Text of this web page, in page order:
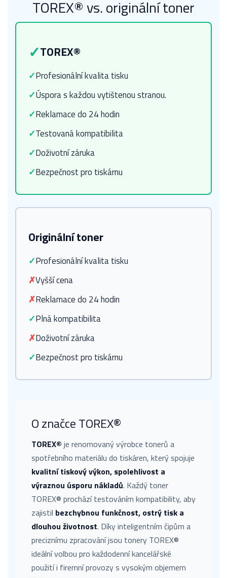
TOREX® vs. originální toner
✓TOREX®
✓Profesionální kvalita tisku
✓Úspora s každou vytištenou stranou.
✓Reklamace do 24 hodin
✓Testovaná kompatibilita
✓Doživotní záruka
✓Bezpečnost pro tiskárnu
Originální toner
✓Profesionální kvalita tisku
✗Vyšší cena
✗Reklamace do 24 hodin
✓Plná kompatibilita
✗Doživotní záruka
✓Bezpečnost pro tiskárnu
O značce TOREX®
TOREX® je renomovaný výrobce tonerů a
spotřebního materiálu do tiskáren, který spojuje
kvalitní tiskový výkon, spolehlivost a
výraznou úsporu nákladů. Každý toner
TOREX® prochází testováním kompatibility, aby
zajistil bezchybnou funkčnost, ostrý tisk a
dlouhou životnost. Díky inteligentním čipům a
preciznímu zpracování jsou tonery TOREX®
ideální volbou pro každodenní kancelářské
použití i firemní provozy s vysokým objemem